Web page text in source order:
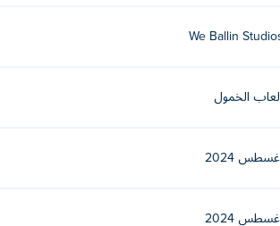
We Ballin
ألعاب الخمول
أغسطس 2024
أغسطس 2024